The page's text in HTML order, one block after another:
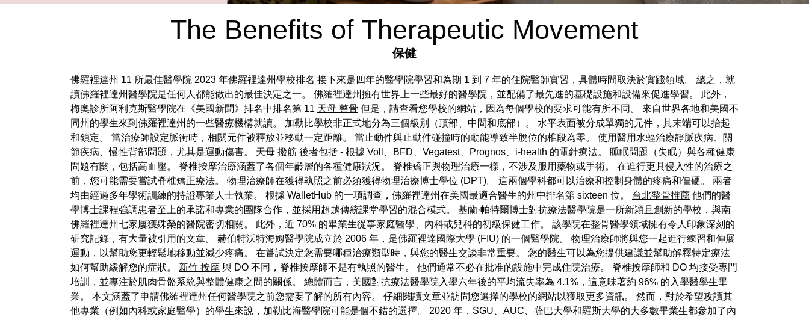
The Benefits of Therapeutic Movement
保健
佛羅裡達州 11 所最佳醫學院 2023 年佛羅裡達州學校排名 接下來是四年的醫學院學習和為期 1 到 7 年的住院醫師實習，具體時間取決於實踐領域。 總之，就
讀佛羅裡達州醫學院是任何人都能做出的最佳決定之一。 佛羅裡達州擁有世界上一些最好的醫學院，並配備了最先進的基礎設施和設備來促進學習。 此外，
梅奧診所阿利克斯醫學院在《美國新聞》排名中排名第 11 天母 整骨 但是，請查看您學校的網站，因為每個學校的要求可能有所不同。 來自世界各地和美國不
同州的學生來到佛羅裡達州的一些醫療機構就讀。 加勒比學校非正式地分為三個級別（頂部、中間和底部）。 水平表面被分成單獨的元件，其末端可以抬起
和鎖定。 當治療師設定脈衝時，相關元件被釋放並移動一定距離。 當止動件與止動件碰撞時的動能導致半脫位的椎段為零。 使用醫用水蛭治療靜脈疾病、關
節疾病、慢性背部問題，尤其是運動傷害。 天母 撥筋 後者包括 - 根據 Voll、BFD、Vegatest、Prognos、i-health 的電針療法。 睡眠問題（失眠）與各種健康
問題有關，包括高血壓。 脊椎按摩治療涵蓋了各個年齡層的各種健康狀況。 脊椎矯正與物理治療一樣，不涉及服用藥物或手術。 在進行更具侵入性的治療之
前，您可能需要嘗試脊椎矯正療法。 物理治療師在獲得執照之前必須獲得物理治療博士學位 (DPT)。 這兩個學科都可以治療和控制身體的疼痛和僵硬。 兩者
均由經過多年學術訓練的持證專業人士執業。 根據 WalletHub 的一項調查，佛羅裡達州在美國最適合醫生的州中排名第 sixteen 位。 台北整骨推薦 他們的醫
學博士課程強調患者至上的承諾和專業的團隊合作，並採用超越傳統課堂學習的混合模式。 基蘭·帕特爾博士對抗療法醫學院是一所新穎且創新的學校，與南
佛羅裡達州七家屢獲殊榮的醫院密切相關。 此外，近 70% 的畢業生從事家庭醫學、內科或兒科的初級保健工作。 該學院在整骨醫學領域擁有令人印象深刻的
研究記錄，有大量被引用的文章。 赫伯特沃特海姆醫學院成立於 2006 年，是佛羅裡達國際大學 (FIU) 的一個醫學院。 物理治療師將與您一起進行練習和伸展
運動，以幫助您更輕鬆地移動並減少疼痛。 在嘗試決定您需要哪種治療類型時，與您的醫生交談非常重要。 您的醫生可以為您提供建議並幫助解釋特定療法
如何幫助緩解您的症狀。 新竹 按摩 與 DO 不同，脊椎按摩師不是有執照的醫生。 他們通常不必在批准的設施中完成住院治療。 脊椎按摩師和 DO 均接受專門
培訓，並專注於肌肉骨骼系統與整體健康之間的關係。 總體而言，美國對抗療法醫學院入學六年後的平均流失率為 4.1%，這意味著約 96% 的入學醫學生畢
業。 本文涵蓋了申請佛羅裡達州任何醫學院之前您需要了解的所有內容。 仔細閱讀文章並訪問您選擇的學校的網站以獲取更多資訊。 然而，對於希望攻讀其
他專業（例如內科或家庭醫學）的學生來說，加勒比海醫學院可能是個不錯的選擇。 2020 年，SGU、AUC、薩巴大學和羅斯大學的大多數畢業生都參加了內